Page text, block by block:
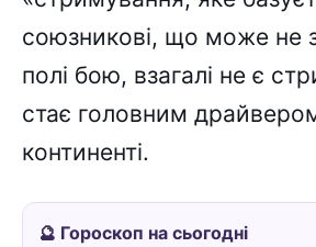
союзникові, що може не
полі бою, взагалі не є
стає головним
континенті.
🔮 Гороскоп на сьогодні